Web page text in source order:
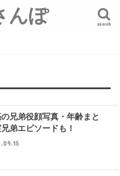
んぽ search
兄弟役顔写真・年齢まと
弟エピソードも！